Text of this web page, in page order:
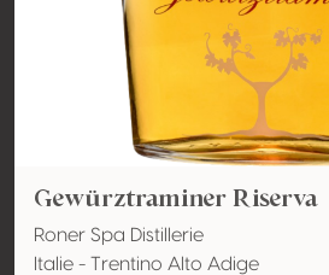
Gewürztraminer Riserva
Roner Spa Distillerie
Italie - Trentino Alto Adige